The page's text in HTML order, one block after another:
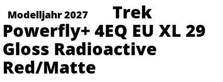
Modelljahr 2027
Trek
Powerfly+ 4EQ EU XL 29
Gloss Radioactive
Red/Matte